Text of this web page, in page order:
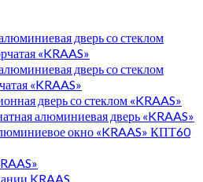
дверь со стеклом
«KRAAS»
дверь со стеклом
«KRAAS»
дверь со стеклом «KRAAS»
алюминиевая дверь «KRAAS»
окно «KRAAS» КПТ60
KRAAS